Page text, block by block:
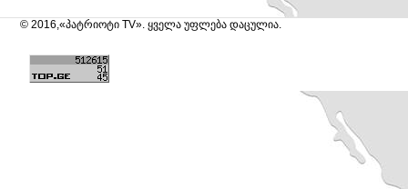
© 2016,«პატრიოტი TV». ყველა უფლება დაცულია.